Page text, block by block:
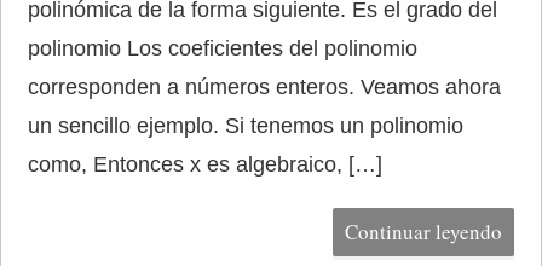
polinómica de la forma siguiente. Es el grado del
polinomio Los coeficientes del polinomio
corresponden a números enteros. Veamos ahora
un sencillo ejemplo. Si tenemos un polinomio
como, Entonces x es algebraico, […]
Continuar leyendo